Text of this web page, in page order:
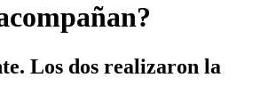
Los dos realizaron la